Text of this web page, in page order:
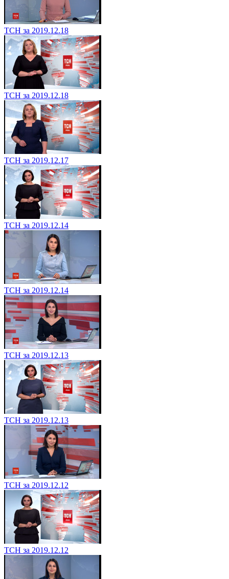
ТСН за 2019.12.18
ТСН за 2019.12.18
ТСН за 2019.12.17
ТСН за 2019.12.14
ТСН за 2019.12.14
ТСН за 2019.12.13
ТСН за 2019.12.13
ТСН за 2019.12.12
ТСН за 2019.12.12